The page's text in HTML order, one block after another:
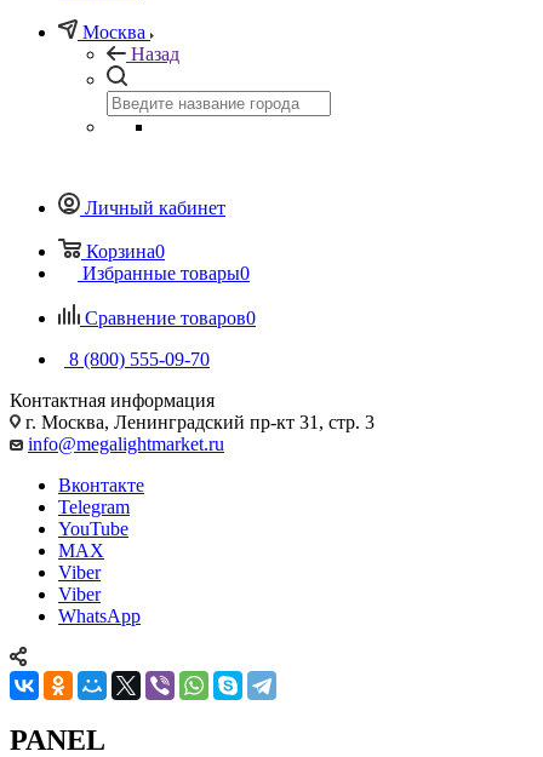
Москва
Назад
Личный кабинет
Корзина0
Избранные товары0
Сравнение товаров0
8 (800) 555-09-70
Контактная информация
г. Москва, Ленинградский пр-кт 31, стр. 3
info@megalightmarket.ru
Вконтакте
Telegram
YouTube
MAX
Viber
Viber
WhatsApp
PANEL